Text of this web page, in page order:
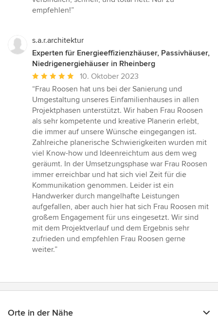
Sternen
empfehlen!”
s.a.r.architektur
Experten für Energieeffizienzhäuser, Passivhäuser,
Niedrigenergiehäuser in Rheinberg
Durchschnittliche
Bewertung:
5
von
5
Sternen
10. Oktober 2023
“Frau Roosen hat uns bei der Sanierung und
Umgestaltung unseres Einfamilienhauses in allen
Projektphasen unterstützt. Wir haben Frau Roosen
als sehr kompetente und kreative Planerin erlebt,
die immer auf unsere Wünsche eingegangen ist.
Zahlreiche planerische Schwierigkeiten wurden mit
viel Know-how und Ideenreichtum aus dem weg
geräumt. In der Umsetzungsphase war Frau Roosen
immer erreichbar und hat sich viel Zeit für die
Kommunikation genommen. Leider ist ein
Handwerker durch mangelhafte Leistungen
aufgefallen, aber auch hier hat sich Frau Roosen mit
großem Engagement für uns eingesetzt. Wir sind
mit dem Projektverlauf und dem Ergebnis sehr
zufrieden und empfehlen Frau Roosen gerne
weiter.”
Orte in der Nähe